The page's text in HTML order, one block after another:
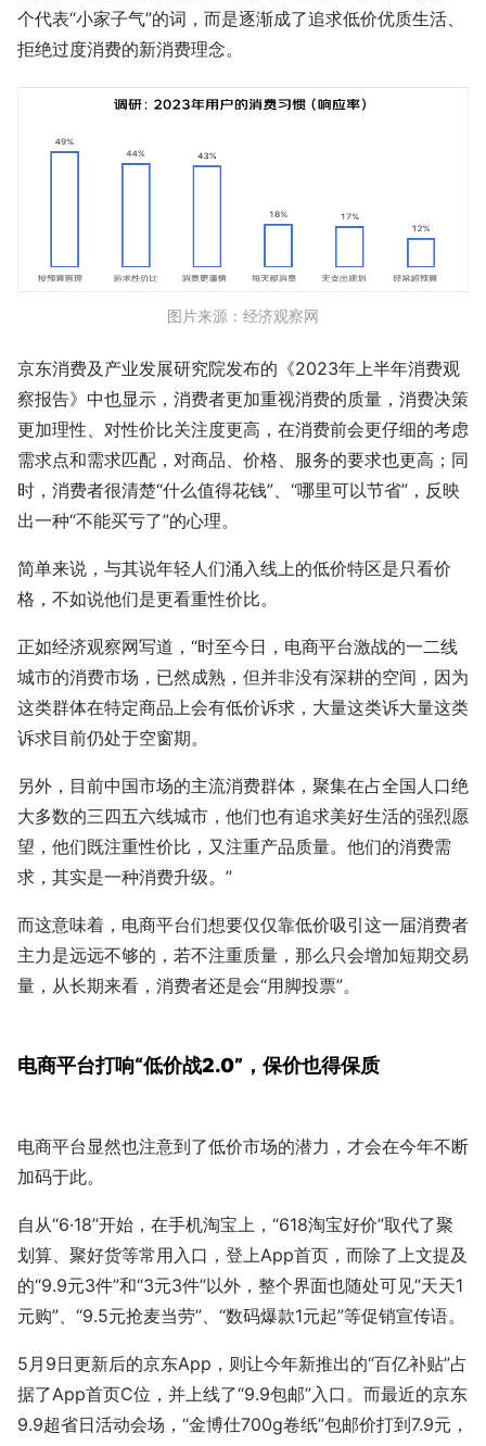
个代表“小家子气”的词，而是逐渐成了追求低价优质生活、
拒绝过度消费的新消费理念。
图片来源：经济观察网
京东消费及产业发展研究院发布的《2023年上半年消费观
察报告》中也显示，消费者更加重视消费的质量，消费决策
更加理性、对性价比关注度更高，在消费前会更仔细的考虑
需求点和需求匹配，对商品、价格、服务的要求也更高；同
时，消费者很清楚“什么值得花钱”、“哪里可以节省”，反映
出一种“不能买亏了”的心理。
简单来说，与其说年轻人们涌入线上的低价特区是只看价
格，不如说他们是更看重性价比。
正如经济观察网写道，“时至今日，电商平台激战的一二线
城市的消费市场，已然成熟，但并非没有深耕的空间，因为
这类群体在特定商品上会有低价诉求，大量这类诉大量这类
诉求目前仍处于空窗期。
另外，目前中国市场的主流消费群体，聚集在占全国人口绝
大多数的三四五六线城市，他们也有追求美好生活的强烈愿
望，他们既注重性价比，又注重产品质量。他们的消费需
求，其实是一种消费升级。”
而这意味着，电商平台们想要仅仅靠低价吸引这一届消费者
主力是远远不够的，若不注重质量，那么只会增加短期交易
量，从长期来看，消费者还是会“用脚投票”。
电商平台打响“低价战2.0”，保价也得保质
电商平台显然也注意到了低价市场的潜力，才会在今年不断
加码于此。
自从“6·18”开始，在手机淘宝上，“618淘宝好价”取代了聚
划算、聚好货等常用入口，登上App首页，而除了上文提及
的“9.9元3件”和“3元3件”以外，整个界面也随处可见“天天1
元购”、“9.5元抢麦当劳”、“数码爆款1元起”等促销宣传语。
5月9日更新后的京东App，则让今年新推出的“百亿补贴”占
据了App首页C位，并上线了“9.9包邮”入口。而最近的京东
9.9超省日活动会场，“金博仕700g卷纸”包邮价打到7.9元，